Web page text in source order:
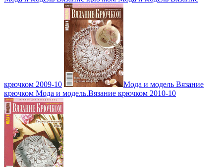
крючком 2009-10
Мода и модель Вязание
крючком Мода и модель.Вязание крючком 2010-10